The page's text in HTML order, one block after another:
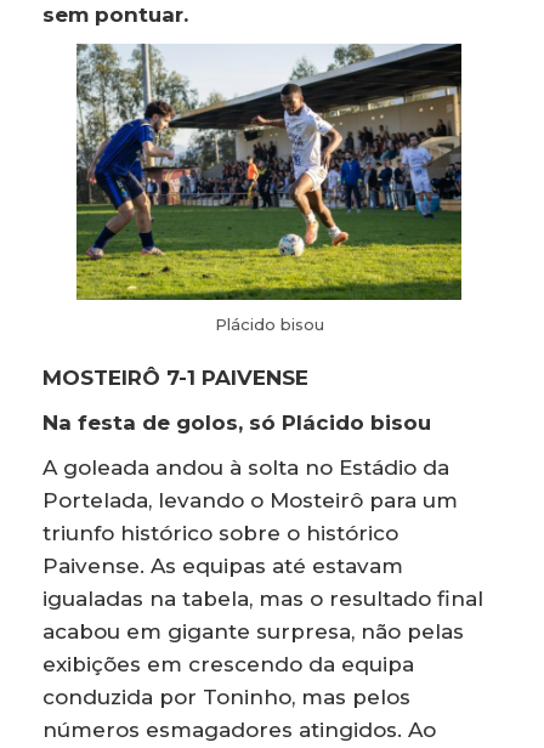
sem pontuar.
Plácido bisou
MOSTEIRÔ 7-1 PAIVENSE
Na festa de golos, só Plácido bisou
A goleada andou à solta no Estádio da
Portelada, levando o Mosteirô para um
triunfo histórico sobre o histórico
Paivense. As equipas até estavam
igualadas na tabela, mas o resultado final
acabou em gigante surpresa, não pelas
exibições em crescendo da equipa
conduzida por Toninho, mas pelos
números esmagadores atingidos. Ao